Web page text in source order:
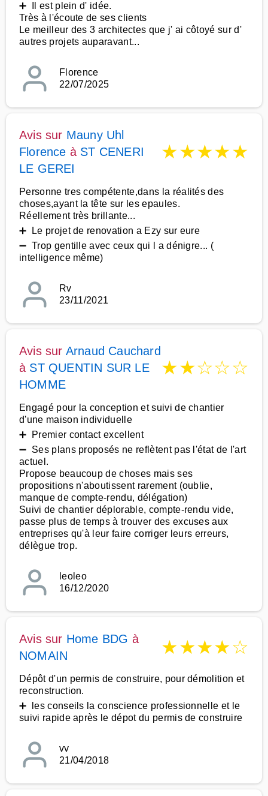
➕ Il est plein d' idée.
Très à l'écoute de ses clients
Le meilleur des 3 architectes que j' ai côtoyé sur d'
autres projets auparavant...
Florence
22/07/2025
Avis sur Mauny Uhl
Florence à ST CENERI
LE GEREI
★★★★★
Personne tres compétente,dans la réalités des
choses,ayant la tête sur les epaules.
Réellement très brillante...
➕ Le projet de renovation a Ezy sur eure
➖ Trop gentille avec ceux qui l a dénigre... (
intelligence même)
Rv
23/11/2021
Avis sur Arnaud Cauchard
à ST QUENTIN SUR LE
HOMME
★★☆☆☆
Engagé pour la conception et suivi de chantier
d'une maison individuelle
➕ Premier contact excellent
➖ Ses plans proposés ne reflètent pas l'état de l'art
actuel.
Propose beaucoup de choses mais ses
propositions n'aboutissent rarement (oublie,
manque de compte-rendu, délégation)
Suivi de chantier déplorable, compte-rendu vide,
passe plus de temps à trouver des excuses aux
entreprises qu'à leur faire corriger leurs erreurs,
délègue trop.
leoleo
16/12/2020
Avis sur Home BDG à
NOMAIN
★★★★☆
Dépôt d'un permis de construire, pour démolition et
reconstruction.
➕ les conseils la conscience professionnelle et le
suivi rapide après le dépot du permis de construire
vv
21/04/2018